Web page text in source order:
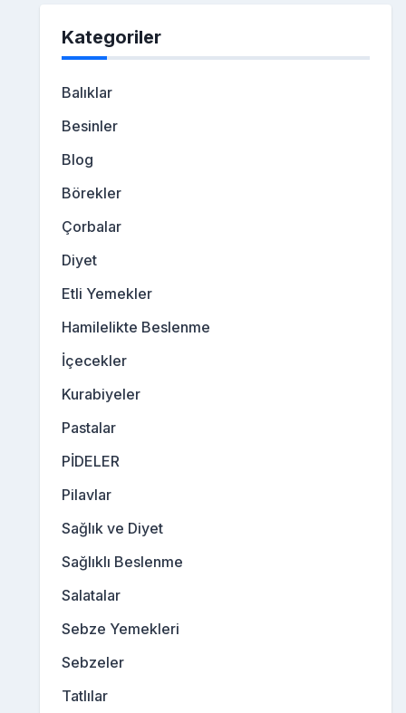
Kategoriler
Balıklar
Besinler
Blog
Börekler
Çorbalar
Diyet
Etli Yemekler
Hamilelikte Beslenme
İçecekler
Kurabiyeler
Pastalar
PİDELER
Pilavlar
Sağlık ve Diyet
Sağlıklı Beslenme
Salatalar
Sebze Yemekleri
Sebzeler
Tatlılar